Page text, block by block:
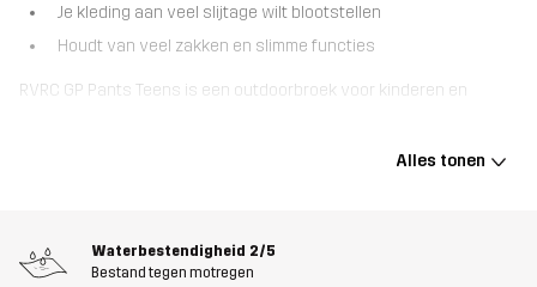
Je kleding aan veel slijtage wilt blootstellen
Houdt van veel zakken en slimme functies
RVRC GP Pants Teens is een outdoorbroek voor kinderen en
ervoor te zorgen dat je altijd flexibel bent als je in beweging bent.
Alles tonen
Waterbestendigheid 2/5
Bestand tegen motregen